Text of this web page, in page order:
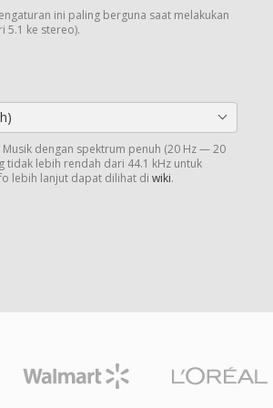
ini paling berguna saat melakukan
5.1 ke stereo).
dengan spektrum penuh (20 Hz — 20
tidak lebih rendah dari 44.1 kHz untuk
lebih lanjut dapat dilihat di wiki.